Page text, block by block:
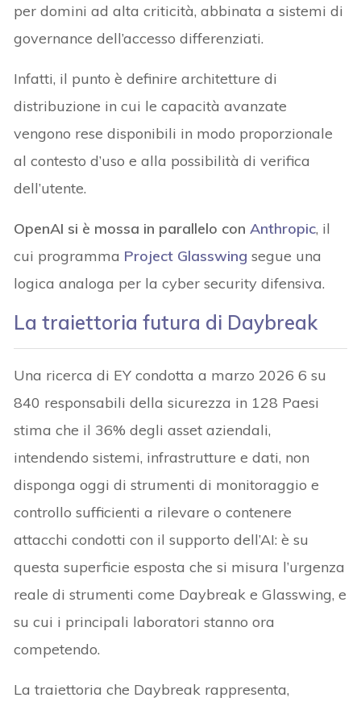
per domini ad alta criticità, abbinata a sistemi di
governance dell’accesso differenziati.
Infatti, il punto è definire architetture di
distribuzione in cui le capacità avanzate
vengono rese disponibili in modo proporzionale
al contesto d’uso e alla possibilità di verifica
dell’utente.
OpenAI si è mossa in parallelo con Anthropic, il
cui programma Project Glasswing segue una
logica analoga per la cyber security difensiva.
La traiettoria futura di Daybreak
Una ricerca di EY condotta a marzo 2026 6 su
840 responsabili della sicurezza in 128 Paesi
stima che il 36% degli asset aziendali,
intendendo sistemi, infrastrutture e dati, non
disponga oggi di strumenti di monitoraggio e
controllo sufficienti a rilevare o contenere
attacchi condotti con il supporto dell’AI: è su
questa superficie esposta che si misura l’urgenza
reale di strumenti come Daybreak e Glasswing, e
su cui i principali laboratori stanno ora
competendo.
La traiettoria che Daybreak rappresenta,